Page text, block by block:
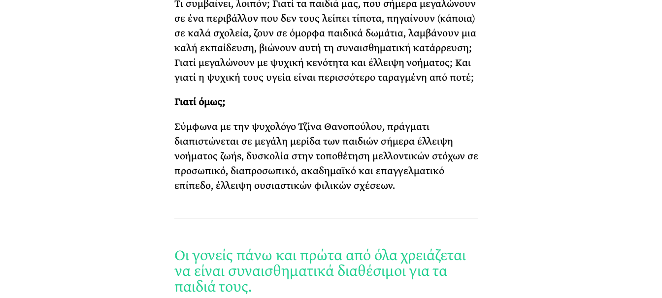
Τι συμβαίνει, λοιπόν; Γιατί τα παιδιά μας, που σήμερα μεγαλώνουν
σε ένα περιβάλλον που δεν τους λείπει τίποτα, πηγαίνουν (κάποια)
σε καλά σχολεία, ζουν σε όμορφα παιδικά δωμάτια, λαμβάνουν μια
καλή εκπαίδευση, βιώνουν αυτή τη συναισθηματική κατάρρευση;
Γιατί μεγαλώνουν με ψυχική κενότητα και έλλειψη νοήματος; Και
γιατί η ψυχική τους υγεία είναι περισσότερο ταραγμένη από ποτέ;
Γιατί όμως;
Σύμφωνα με την ψυχολόγο Τζίνα Θανοπούλου, πράγματι
διαπιστώνεται σε μεγάλη μερίδα των παιδιών σήμερα έλλειψη
νοήματος ζωήs, δυσκολία στην τοποθέτηση μελλοντικών στόχων σε
προσωπικό, διαπροσωπικό, ακαδημαϊκό και επαγγελματικό
επίπεδο, έλλειψη ουσιαστικών φιλικών σχέσεων.
Οι γονείς πάνω και πρώτα από όλα χρειάζεται
να είναι συναισθηματικά διαθέσιμοι για τα
παιδιά τους.